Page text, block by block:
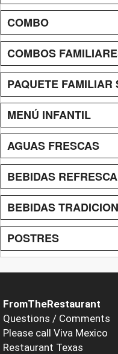
COMBO
COMBOS
PAQUETE FAMILIAR
MENÚ INFANTIL
AGUAS FRESCAS
BEBIDAS
BEBIDAS
POSTRES
FromTheRestaurant
Questions / Comments
Please call Viva Mexico
Restaurant Texas